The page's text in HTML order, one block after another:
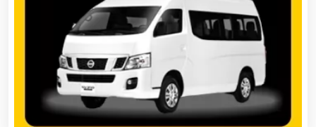
Bancos
Banquetes